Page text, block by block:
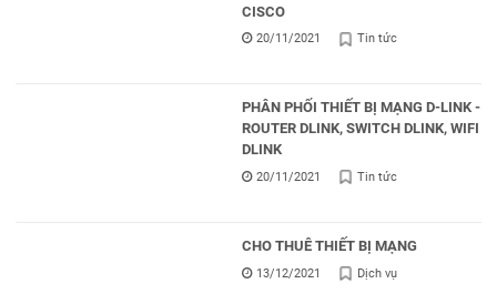
CISCO
20/11/2021 Tin tức
PHÂN PHỐI THIẾT BỊ MẠNG D-LINK -
ROUTER DLINK, SWITCH DLINK, WIFI
DLINK
20/11/2021 Tin tức
CHO THUÊ THIẾT BỊ MẠNG
13/12/2021 Dịch vụ